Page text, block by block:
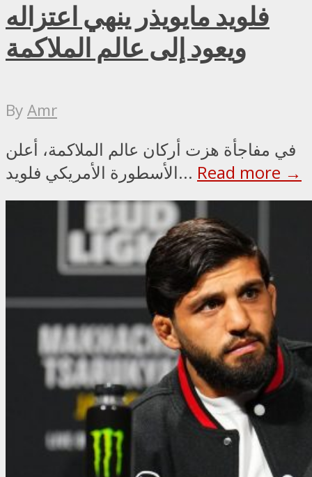
فلويد مايويذر ينهي اعتزاله
ويعود إلى عالم الملاكمة
ByAmr
في مفاجأة هزت أركان عالم الملاكمة، أعلن
الأسطورة الأمريكي فلويد... Read more →